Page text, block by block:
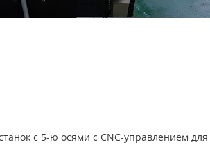
с 5-ю осями с CNC-управлением для